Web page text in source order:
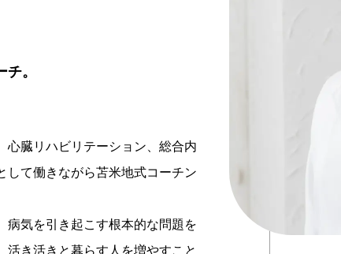
。
心臓リハビリテーション、総合内
して働きながら苫米地式コーチン
病気を引き起こす根本的な問題を
き活きと暮らす人を増やすこと